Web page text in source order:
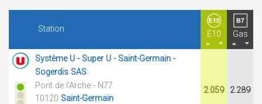
Station
E10 Gas
Système U - Super U - Saint-Germain -
Sogerdis SAS
Pont de l'Arche - N77
10120 Saint-Germain
2.059 2.289